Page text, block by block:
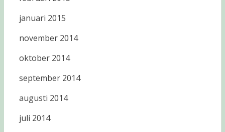
januari 2015
november 2014
oktober 2014
september 2014
augusti 2014
juli 2014